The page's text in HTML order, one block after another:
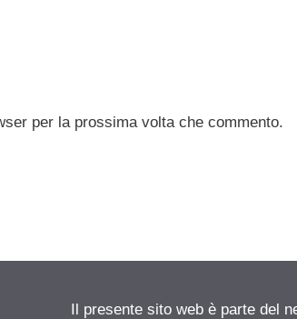
per la prossima volta che commento.
Il presente sito web è parte del